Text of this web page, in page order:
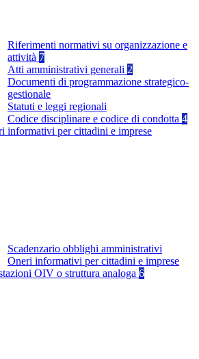
Riferimenti normativi su organizzazione e
attività 7
Atti amministrativi generali 2
Documenti di programmazione strategico-
gestionale
Statuti e leggi regionali
Codice disciplinare e codice di condotta 4
informativi per cittadini e imprese
Scadenzario obblighi amministrativi
Oneri informativi per cittadini e imprese
OIV o struttura analoga 6